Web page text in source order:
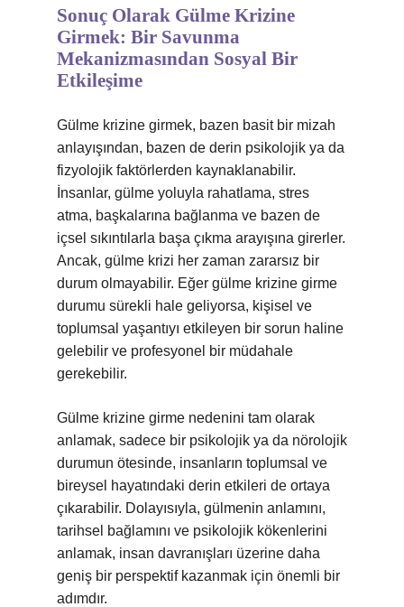
Sonuç Olarak Gülme Krizine
Girmek: Bir Savunma
Mekanizmasından Sosyal Bir
Etkileşime
Gülme krizine girmek, bazen basit bir mizah
anlayışından, bazen de derin psikolojik ya da
fizyolojik faktörlerden kaynaklanabilir.
İnsanlar, gülme yoluyla rahatlama, stres
atma, başkalarına bağlanma ve bazen de
içsel sıkıntılarla başa çıkma arayışına girerler.
Ancak, gülme krizi her zaman zararsız bir
durum olmayabilir. Eğer gülme krizine girme
durumu sürekli hale geliyorsa, kişisel ve
toplumsal yaşantıyı etkileyen bir sorun haline
gelebilir ve profesyonel bir müdahale
gerekebilir.
Gülme krizine girme nedenini tam olarak
anlamak, sadece bir psikolojik ya da nörolojik
durumun ötesinde, insanların toplumsal ve
bireysel hayatındaki derin etkileri de ortaya
çıkarabilir. Dolayısıyla, gülmenin anlamını,
tarihsel bağlamını ve psikolojik kökenlerini
anlamak, insan davranışları üzerine daha
geniş bir perspektif kazanmak için önemli bir
adımdır.